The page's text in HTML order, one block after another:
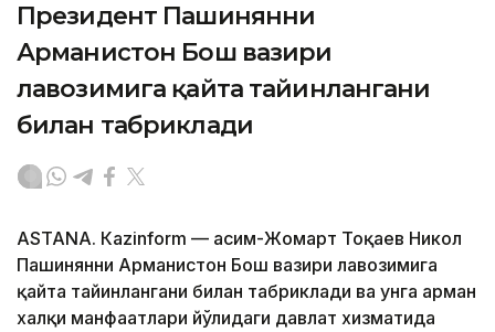
Президент Пашинянни
Арманистон Бош вазири
лавозимига қайта тайинлангани
билан табриклади
ASTANА. Кazinform — Қасим-Жомарт Тоқаев Никол
Пашинянни Арманистон Бош вазири лавозимига
қайта тайинлангани билан табриклади ва унга арман
халқи манфаатлари йўлидаги давлат хизматида